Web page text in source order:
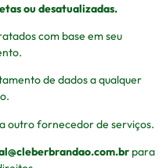
ou desatualizadas.
com base em seu
de dados a qualquer
outro fornecedor de serviços.
para